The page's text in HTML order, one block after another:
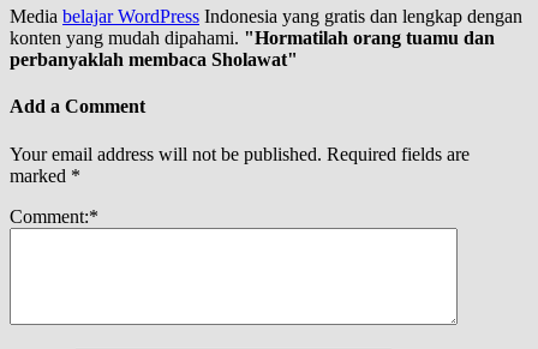
Media belajar WordPress Indonesia yang gratis dan lengkap dengan
konten yang mudah dipahami. "Hormatilah orang tuamu dan
perbanyaklah membaca Sholawat"
Add a Comment
Your email address will not be published. Required fields are
marked *
Comment:*